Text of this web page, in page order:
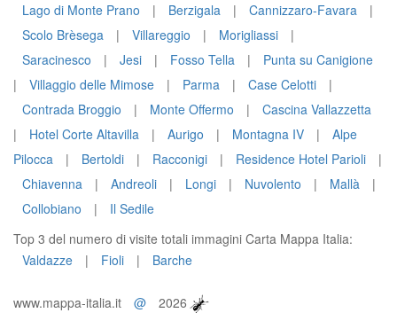
Lago di Monte Prano | Berzigala | Cannizzaro-Favara
|
Scolo Brèsega
| Villareggio | Morigliassi
|
Saracinesco
| Jesi | Fosso Tella |
Punta su Canigione
|
Villaggio delle Mimose | Parma | Case Celotti
|
Contrada Broggio
| Monte Offermo |
Cascina Vallazzetta
|
Hotel Corte Altavilla | Aurigo | Montagna IV |
Alpe
Pilocca
| Bertoldi | Racconigi | Residence Hotel Parioli
|
Chiavenna
| Andreoli | Longi | Nuvolento | Mallà
|
Collobiano
|
Il Sedile
Top 3 del numero di visite totali immagini Carta Mappa Italia:
Valdazze
| Fioli | Barche
www.mappa-italia.it @ 2026